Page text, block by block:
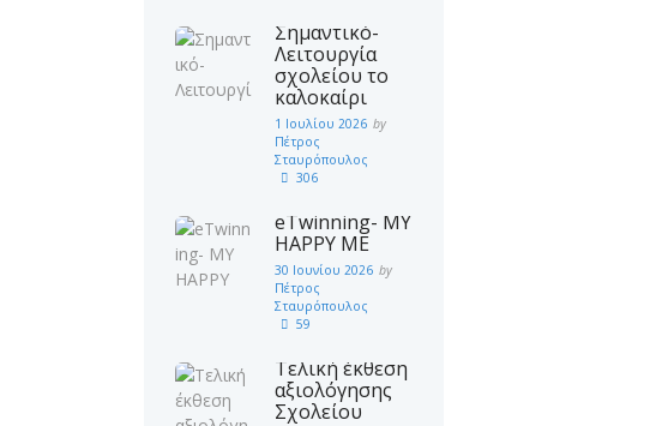
Σημαντικό-
Λειτουργία
σχολείου το
καλοκαίρι
1 Ιουλίου 2026 by
Πέτρος
Σταυρόπουλος
306
eTwinning- MY
HAPPY ME
30 Ιουνίου 2026 by
Πέτρος
Σταυρόπουλος
59
Τελική έκθεση
αξιολόγησης
Σχολείου